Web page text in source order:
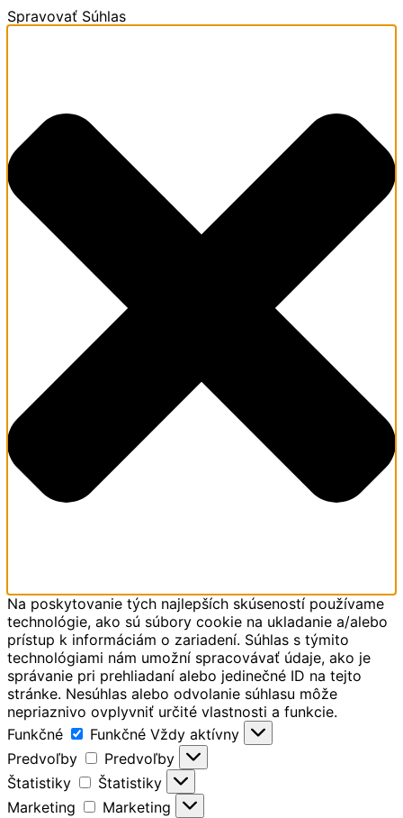
Spravovať Súhlas
Na poskytovanie tých najlepších skúseností používame
technológie, ako sú súbory cookie na ukladanie a/alebo
prístup k informáciám o zariadení. Súhlas s týmito
technológiami nám umožní spracovávať údaje, ako je
správanie pri prehliadaní alebo jedinečné ID na tejto
stránke. Nesúhlas alebo odvolanie súhlasu môže
nepriaznivo ovplyvniť určité vlastnosti a funkcie.
Funkčné
Funkčné Vždy aktívny
Predvoľby
Predvoľby
Štatistiky
Štatistiky
Marketing
Marketing